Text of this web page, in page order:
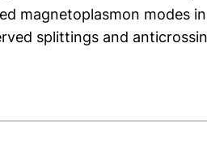
magnetoplasmon modes
splittings and